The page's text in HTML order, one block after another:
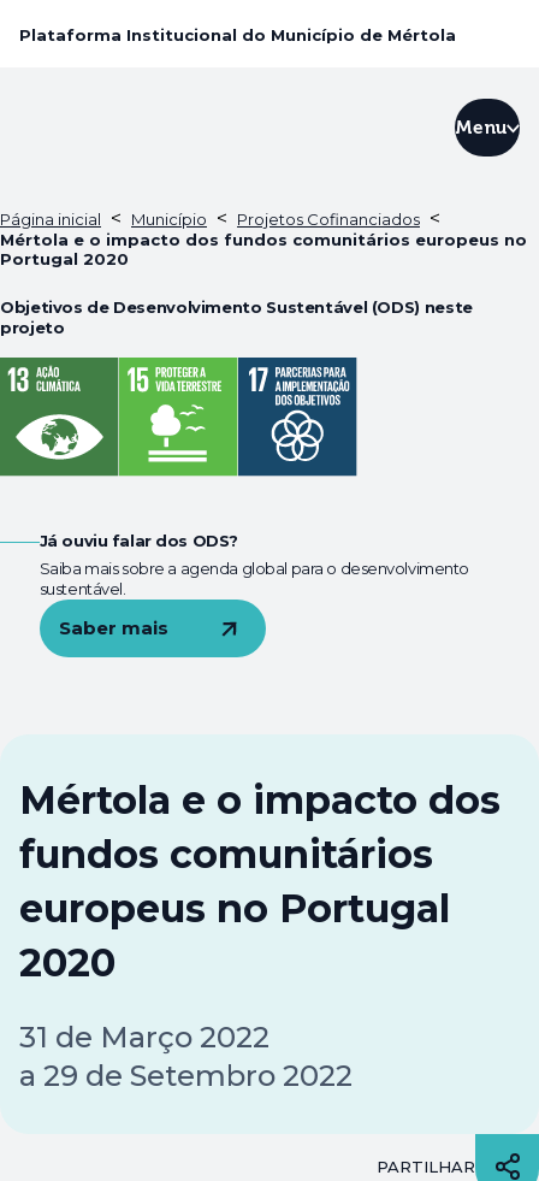
Plataforma Institucional do Município de Mértola
Menu
Página inicial < Município < Projetos Cofinanciados <
Mértola e o impacto dos fundos comunitários europeus no
Portugal 2020
Objetivos de Desenvolvimento Sustentável (ODS) neste
projeto
Já ouviu falar dos ODS?
Saiba mais sobre a agenda global para o desenvolvimento
sustentável.
Saber mais
Abre num novo separador
Mértola e o impacto dos
fundos comunitários
europeus no Portugal
2020
31 de Março 2022
a 29 de Setembro 2022
PARTILHAR